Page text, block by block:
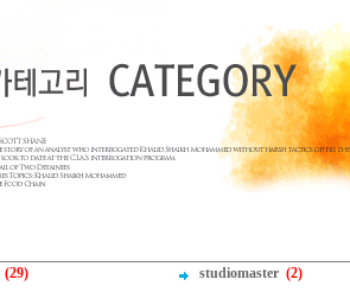
(29) studiomaster (2)